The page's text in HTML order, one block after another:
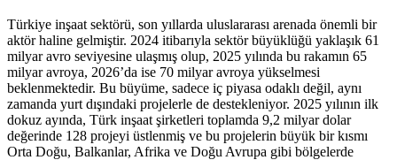
Türkiye inşaat sektörü, son yıllarda uluslararası arenada önemli bir
aktör haline gelmiştir. 2024 itibarıyla sektör büyüklüğü yaklaşık 61
milyar avro seviyesine ulaşmış olup, 2025 yılında bu rakamın 65
milyar avroya, 2026’da ise 70 milyar avroya yükselmesi
beklenmektedir. Bu büyüme, sadece iç piyasa odaklı değil, aynı
zamanda yurt dışındaki projelerle de destekleniyor. 2025 yılının ilk
dokuz ayında, Türk inşaat şirketleri toplamda 9,2 milyar dolar
değerinde 128 projeyi üstlenmiş ve bu projelerin büyük bir kısmı
Orta Doğu, Balkanlar, Afrika ve Doğu Avrupa gibi bölgelerde